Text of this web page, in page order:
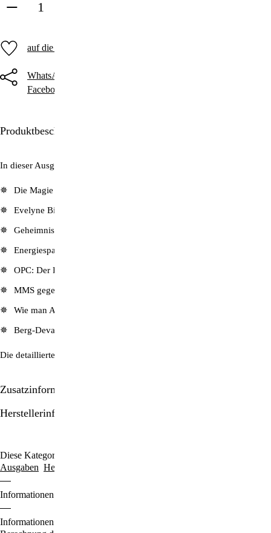
auf die Merkliste
WhatsApp
Facebook
Produktbeschreibung
In dieser Ausgabe lesen Sie unter anderem:
Die Magie des Willens: Schöpfer statt nur Opfer sein!
Evelyne Binsack: Kein Berg zu hoch, kein Ziel zu weit…
Geheimnisse der AntarktisPinguine: Der Mensch im Vogel
Energiesparlampen und Flachbildschirme: Wie sie uns schädigen
OPC: Der Pflanzenstoff, der auf uns wie ein Jungbrunnen wirkt!
MMS gegen Krebs
Wie man Angst überwindet und Lebenskraft tankt
Berg-Devas: Götter des Naturreichs, u.v.m.
Die detaillierte Artikel-Übersicht finden Sie hier:
Zusatzinformationen/Details
Herstellerinformationen
Diese Kategorien durchstöbern:
Ausgaben Hefte & Abos
Informationen zu den Zahlungsoptionen finden Sie
Informationen für den Standardversand, zur Lieferung und zur